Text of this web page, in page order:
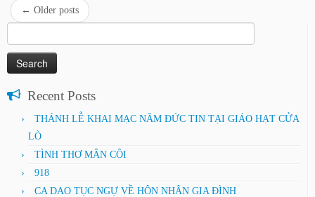
← Older posts
for:
Recent Posts
THÁNH LỄ KHAI MẠC NĂM ĐỨC TIN TẠI GIÁO HẠT CỬA
LÒ
TÌNH THƠ MÂN CÔI
918
CA DAO TỤC NGỰ VỀ HÔN NHÂN GIA ĐÌNH